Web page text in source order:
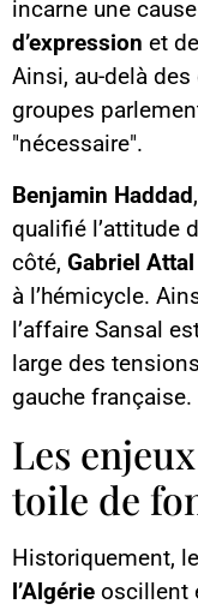
incarne une
d’expression et
Ainsi, au-delà
groupes
"nécessaire".
Benjamin Haddad
qualifié l’attitude
côté, Gabriel Attal
à l’hémicycle.
l’affaire Sansal
large des
gauche française.
Les
toile de
Historiquement,
l’Algérie oscillent